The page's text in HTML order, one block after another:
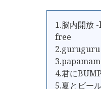
1.脳内開放
free
2.guruguru
4.君にBUMP
5.夏とビー